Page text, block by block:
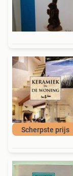
Scherpste prijs